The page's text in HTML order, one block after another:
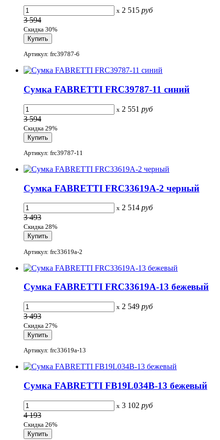
x 2 515 руб
3 594
Скидка 30%
Артикул: frc39787-6
Сумка FABRETTI FRC39787-11 синий
x 2 551 руб
3 594
Скидка 29%
Артикул: frc39787-11
Сумка FABRETTI FRC33619A-2 черный
x 2 514 руб
3 493
Скидка 28%
Артикул: frc33619a-2
Сумка FABRETTI FRC33619A-13 бежевый
x 2 549 руб
3 493
Скидка 27%
Артикул: frc33619a-13
Сумка FABRETTI FB19L034B-13 бежевый
x 3 102 руб
4 193
Скидка 26%